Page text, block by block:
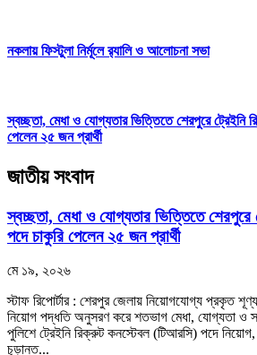
নকলায় ফিস্টুলা নির্মূলে র‍্যালি ও আলোচনা সভা
স্বচ্ছতা, মেধা ও যোগ্যতার ভিত্তিতে শেরপুরে ট্রেইনি
পেলেন ২৫ জন প্রার্থী
জাতীয় সংবাদ
স্বচ্ছতা, মেধা ও যোগ্যতার ভিত্তিতে
পদে চাকুরি পেলেন ২৫ জন প্রার্থী
মে ১৯, ২০২৬
স্টাফ রিপোর্টার : শেরপুর জেলায় নিয়োগযোগ্য প্রকৃত
নিয়োগ পদ্ধতি অনুসরণ করে শতভাগ মেধা, যোগ্যতা ও
পুলিশে ট্রেইনি রিক্রুট কনস্টেবল (টিআরসি) পদে
চূড়ান্ত...